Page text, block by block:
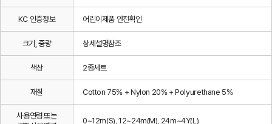
KC 인증정보 어린이제품 안전확인
크기, 중량 상세설명참조
색상 2종세트
재질 Cotton 75% + Nylon 20% + Polyurethane 5%
사용연령 또는
0~12m(S), 12~24m(M), 24m~4Y(L)